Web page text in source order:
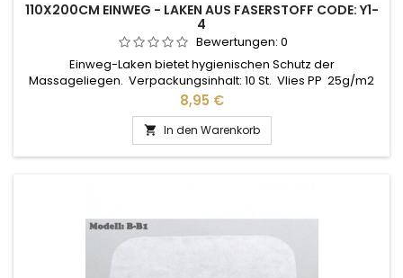
110X200CM EINWEG - LAKEN AUS FASERSTOFF CODE: Y1-
4
Bewertungen: 0
Einweg-Laken bietet hygienischen Schutz der
Massageliegen. Verpackungsinhalt: 10 St. Vlies PP 25g/m2
Preis
8,95 €
 In den Warenkorb